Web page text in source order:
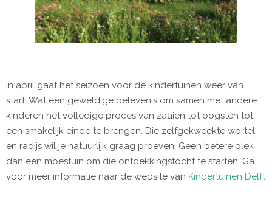
In april gaat het seizoen voor de kindertuinen weer van
start! Wat een geweldige belevenis om samen met andere
kinderen het volledige proces van zaaien tot oogsten tot
een smakelijk einde te brengen. Die zelfgekweekte wortel
en radijs wil je natuurlijk graag proeven. Geen betere plek
dan een moestuin om die ontdekkingstocht te starten. Ga
voor meer informatie naar de website van Kindertuinen Delft